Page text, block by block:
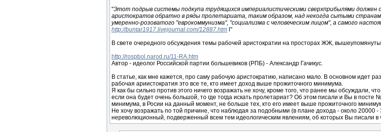
"Этот подрыв системы подкупа трудящихся империалистическими сверхприбылями
аристократов обратно в ряды пролетариата, таким образом, над некогда сытыми
умеренно-розоватого "еврокоммунизма", "социализма с человеческим лицом", а самого
http://buntar1917.livejournal.com/12887.htm l"
В свете очередного обсуждения темы рабочей аристократии на просторах ЖЖ,
http://rospbol.narod.ru/11-RA.htm
Автор - идеолог Российской партии большевиков (РПБ) - Александр Гачикус.
В статье, как мне кажется, про саму рабочую аристократию, написано мало. В основном идет
рабочая ариистократия это все те, кто имеет доход выше прожиточного минимума.
Я как бы сильно против этого ничего возражать не хочу, кроме того, что ранее мы обсуждали,
если она будет очень большой, то где тогда искать пролетариат? Об этом писали и Вы в
минимума, в Росии на данный момент, не больше тех, кто его имеет выше прожиточного
Не хочу возражать по той причине, что наблюдая за подобными (в плане дохода - около 20000
нереволюционный, подверженный всем тем идеологическим явлениям, об которых Вы писали в